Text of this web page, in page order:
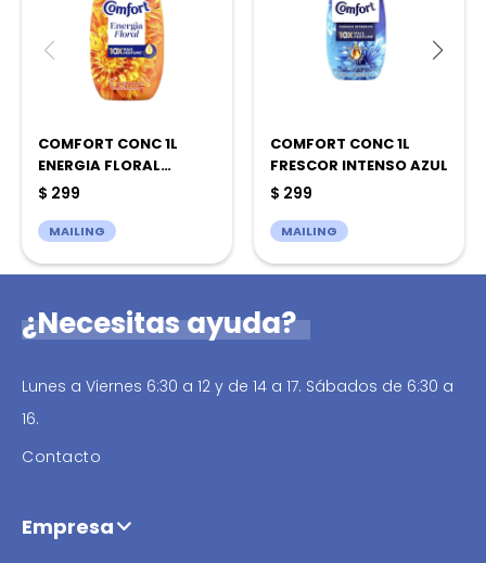
COMFORT CONC 1L
ENERGIA FLORAL
NARANJA
$ 299
MAILING
COMFORT CONC 1L
FRESCOR INTENSO AZUL
$ 299
MAILING
¿Necesitas ayuda?
Lunes a Viernes 6:30 a 12 y de 14 a 17. Sábados de 6:30 a
16.
Contacto
Empresa